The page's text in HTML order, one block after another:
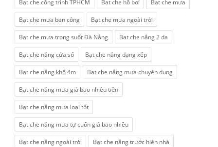
Bạt che công trình TPHCM Bạt che hồ bơi Bạt che mưa
Bạt che mưa ban công Bạt che mưa ngoài trời
Bạt che mưa trong suốt Đà Nẵng Bạt che nắng 2 da
Bạt che nắng cửa sổ Bạt che nắng dạng xếp
Bạt che nắng khổ 4m Bạt che nắng mưa chuyên dụng
Bạt che nắng mưa giá bao nhiêu tiền
Bạt che nắng mưa loại tốt
Bạt che nắng mưa tự cuốn giá bao nhiều
Bạt che nắng ngoài trời Bạt che nắng trước hiên nhà